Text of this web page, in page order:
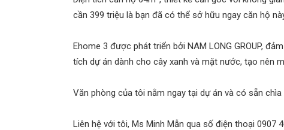
cần 399 triệu là bạn đã có thể sở hữu ngay căn hộ
Ehome 3 được phát triển bởi NAM LONG GROUP,
tích dự án dành cho cây xanh và mặt nước, tạo nên
Văn phòng của tôi nằm ngay tại dự án và có sẵn
Liên hệ với tôi, Ms Minh Mẫn qua số điện thoại 0907